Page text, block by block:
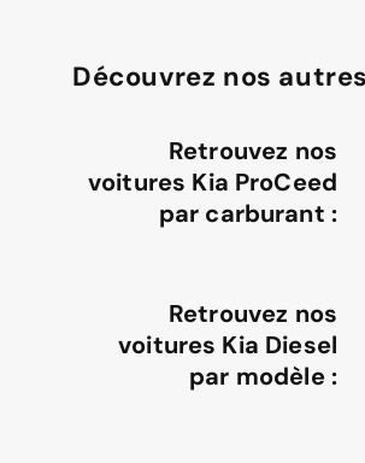
Découvrez nos
Retrouvez nos
voitures Kia ProCeed
par carburant :
Retrouvez nos
voitures Kia Diesel
par modèle :